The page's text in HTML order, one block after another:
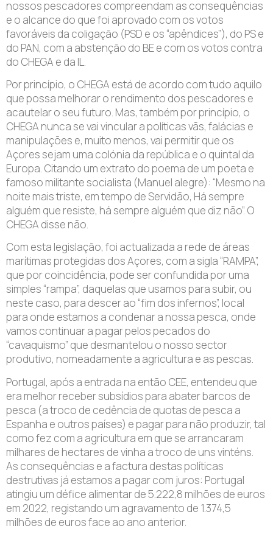
nossos pescadores compreendam as consequências
e o alcance do que foi aprovado com os votos
favoráveis da coligação (PSD e os “apêndices”), do PS e
do PAN, com a abstenção do BE e com os votos contra
do CHEGA e da IL.
Por princípio, o CHEGA está de acordo com tudo aquilo
que possa melhorar o rendimento dos pescadores e
acautelar o seu futuro. Mas, também por princípio, o
CHEGA nunca se vai vincular a políticas vãs, falácias e
manipulações e, muito menos, vai permitir que os
Açores sejam uma colónia da república e o quintal da
Europa. Citando um extrato do poema de um poeta e
famoso militante socialista (Manuel alegre): “Mesmo na
noite mais triste, em tempo de Servidão, Há sempre
alguém que resiste, há sempre alguém que diz não”. O
CHEGA disse não.
Com esta legislação, foi actualizada a rede de áreas
marítimas protegidas dos Açores, com a sigla “RAMPA”,
que por coincidência, pode ser confundida por uma
simples “rampa”, daquelas que usamos para subir, ou
neste caso, para descer ao “fim dos infernos”, local
para onde estamos a condenar a nossa pesca, onde
vamos continuar a pagar pelos pecados do
“cavaquismo” que desmantelou o nosso sector
produtivo, nomeadamente a agricultura e as pescas.
Portugal, após a entrada na então CEE, entendeu que
era melhor receber subsídios para abater barcos de
pesca (a troco de cedência de quotas de pesca a
Espanha e outros países) e pagar para não produzir, tal
como fez com a agricultura em que se arrancaram
milhares de hectares de vinha a troco de uns vinténs.
As consequências e a factura destas políticas
destrutivas já estamos a pagar com juros: Portugal
atingiu um défice alimentar de 5.222,8 milhões de euros
em 2022, registando um agravamento de 1.374,5
milhões de euros face ao ano anterior.